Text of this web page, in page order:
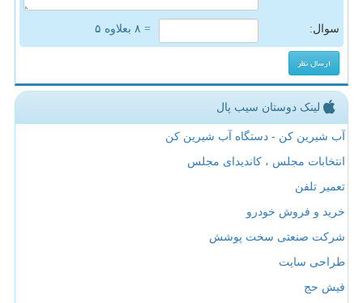
سوال: = ۸ بعلاوه ۵
لینک دوستان سیب پال
آب شیرین کن - دستگاه آب شیرین کن
انتخابات مجلس ، کاندیدای مجلس
تعمیر تلفن
خرید و فروش خودرو
شرکت صنعتی سخت پوشش
طراحی سایت
فیش حج